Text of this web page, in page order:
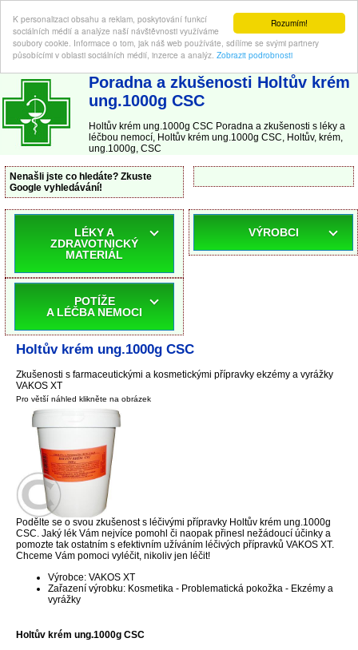
Rozumím!
K personalizaci obsahu a reklam, poskytování funkcí
sociálních médií a analýze naší návštěvnosti využíváme
soubory cookie. Informace o tom, jak náš web používáte, sdílíme se svými partnery
působícími v oblasti sociálních médií, inzerce a analýz. Zobrazit podrobnosti
ABC-LEKARNA.cz | Poradna a zkušenosti s léky a léčbou nemocí
Poradna a zkušenosti Holtův krém
ung.1000g CSC
Holtův krém ung.1000g CSC Poradna a zkušenosti s léky a
léčbou nemocí, Holtův krém ung.1000g CSC, Holtův, krém,
ung.1000g, CSC
Nenašli jste co hledáte? Zkuste
Google vyhledávání!
LÉKY A
ZDRAVOTNICKÝ
MATERIÁL
POTÍŽE
A LÉČBA NEMOCI
VÝROBCI
Holtův krém ung.1000g CSC
Zkušenosti s farmaceutickými a kosmetickými přípravky ekzémy a vyrážky
VAKOS XT
Pro větší náhled klikněte na obrázek
Podělte se o svou zkušenost s léčivými přípravky Holtův krém ung.1000g
CSC. Jaký lék Vám nejvíce pomohl či naopak přinesl nežádoucí účinky a
pomozte tak ostatním s efektivním užíváním léčivých přípravků VAKOS XT.
Chceme Vám pomoci vyléčit, nikoliv jen léčit!
Výrobce: VAKOS XT
Zařazení výrobku: Kosmetika - Problematická pokožka - Ekzémy a
vyrážky
Holtův krém ung.1000g CSC